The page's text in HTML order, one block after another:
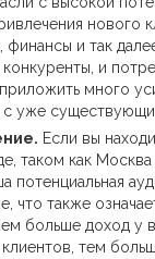
нового
и так
и
много
с уже
Если вы
таком как Москва
потенциальная
что также
больше доход у
клиентов, тем